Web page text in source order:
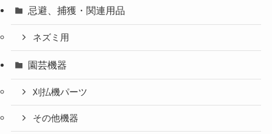
忌避、捕獲・関連用品
ネズミ用
園芸機器
刈払機パーツ
その他機器